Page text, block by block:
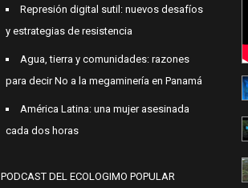
Represión digital sutil: nuevos desafíos
y estrategias de resistencia
Agua, tierra y comunidades: razones
para decir No a la megaminería en Panamá
América Latina: una mujer asesinada
cada dos horas
PODCAST DEL ECOLOGIMO POPULAR